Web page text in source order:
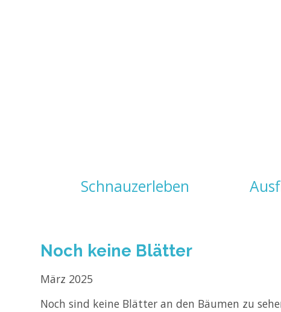
NavigationSchnauzerleben
Noch keine Blätter
März 2025
Noch sind keine Blätter an den Bäumen zu